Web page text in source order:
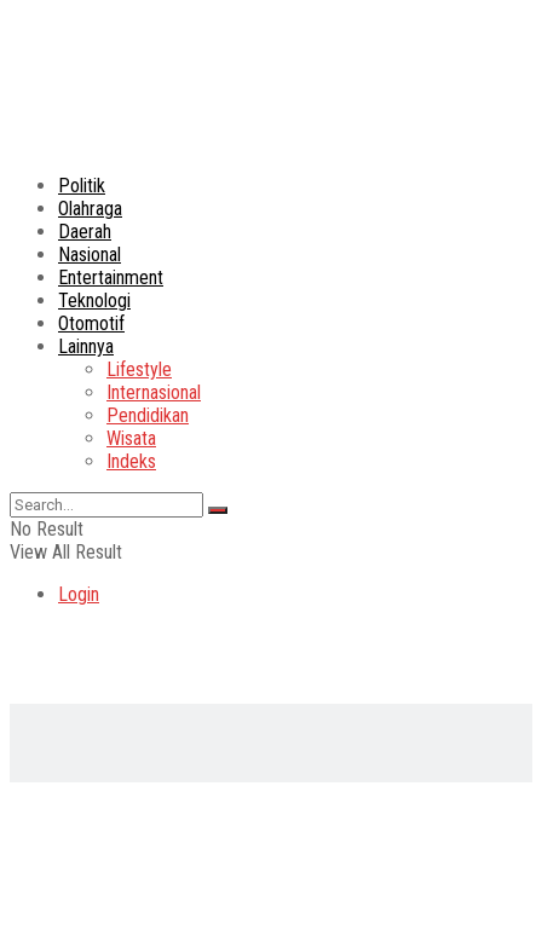
Politik
Olahraga
Daerah
Nasional
Entertainment
Teknologi
Otomotif
Lainnya
Lifestyle
Internasional
Pendidikan
Wisata
Indeks
No Result
View All Result
Login